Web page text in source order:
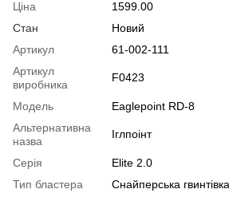
Ціна
1599.00
Стан
Новий
Артикул
61-002-111
Артикул
виробника
F0423
Модель
Eaglepoint RD-8
Альтернативна
назва
Іглпоінт
Серія
Elite 2.0
Тип бластера
Снайперська гвинтівка